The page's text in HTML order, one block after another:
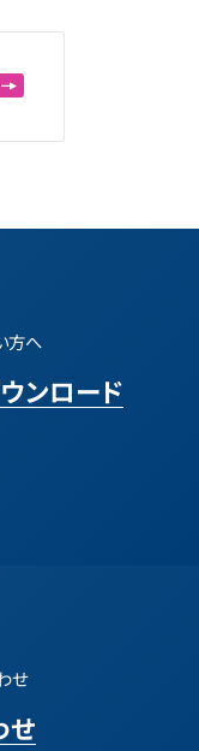
方へ
ンロード
せ
せ